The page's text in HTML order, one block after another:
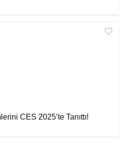
CES 2025’te Tanıttı!